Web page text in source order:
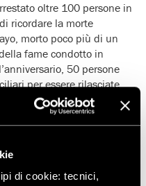
di cookie: tecnici,
oltre 100 persone in
ricordare la morte
morto poco più di un
fame condotto in
50 persone
per essere rilasciate
detenuto in attesa di
Lobaina, presidente del
organizzato una